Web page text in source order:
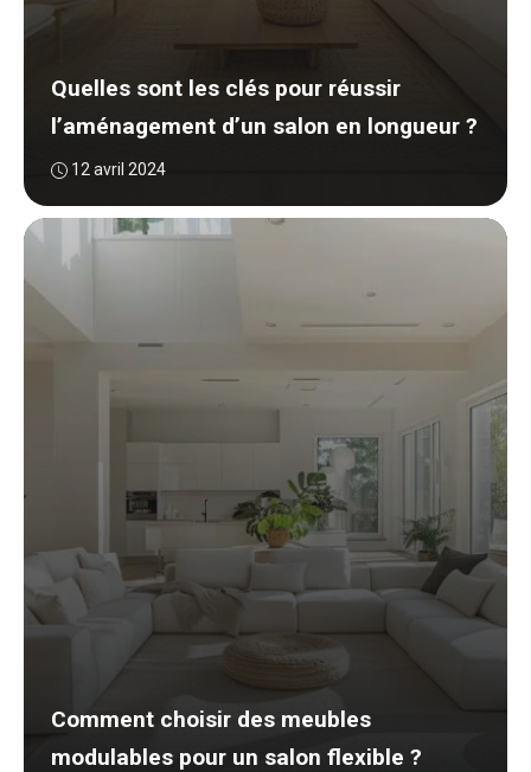
Quelles sont les clés pour réussir
l’aménagement d’un salon en longueur ?
12 avril 2024
Comment choisir des meubles
modulables pour un salon flexible ?